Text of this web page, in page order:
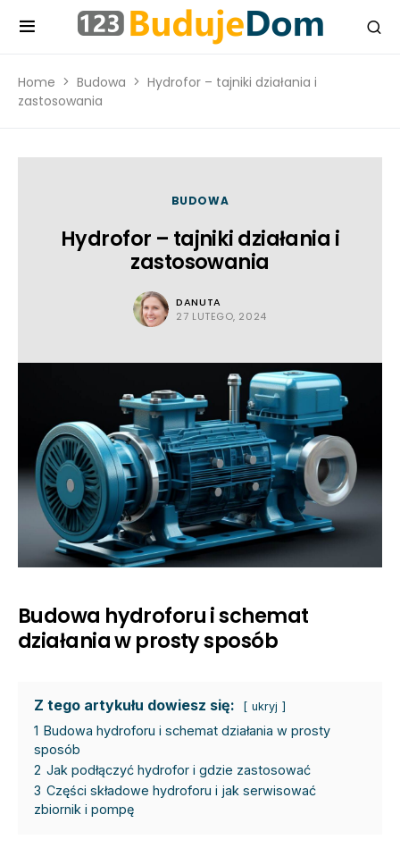
Home Budowa
Hydrofor – tajniki działania i
zastosowania
BUDOWA
Hydrofor – tajniki działania i
zastosowania
DANUTA
27 LUTEGO, 2024
Budowa hydroforu i schemat
działania w prosty sposób
Z tego artykułu dowiesz się: ukryj
1 Budowa hydroforu i schemat działania w prosty
sposób
2 Jak podłączyć hydrofor i gdzie zastosować
3 Części składowe hydroforu i jak serwisować
zbiornik i pompę